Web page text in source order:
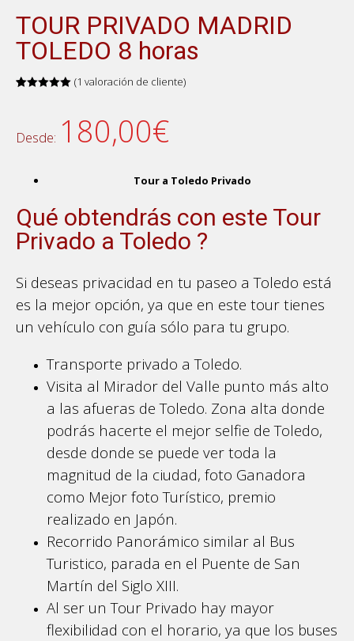
TOUR PRIVADO MADRID
TOLEDO 8 horas
puntuación
(1 valoración de cliente)
Desde: 180,00€
Tour a Toledo Privado
Qué obtendrás con este Tour
Privado a Toledo ?
Si deseas privacidad en tu paseo a Toledo está
es la mejor opción, ya que en este tour tienes
un vehículo con guía sólo para tu grupo.
Transporte privado a Toledo.
Visita al Mirador del Valle punto más alto
a las afueras de Toledo. Zona alta donde
podrás hacerte el mejor selfie de Toledo,
desde donde se puede ver toda la
magnitud de la ciudad, foto Ganadora
como Mejor foto Turístico, premio
realizado en Japón.
Recorrido Panorámico similar al Bus
Turistico, parada en el Puente de San
Martín del Siglo XIII.
Al ser un Tour Privado hay mayor
flexibilidad con el horario, ya que los buses